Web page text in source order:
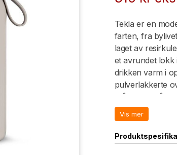
Tekla er en
farten, fra
laget av
et avrundet
drikken varm i
pulverlakkerte
Stålflasken
har et avtagbart
oppvaskmaskin.
klassisk
Vis mer